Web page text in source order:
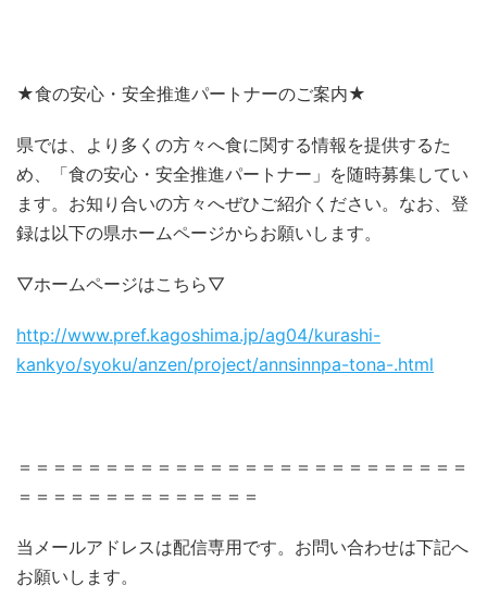
★食の安心・安全推進パートナーのご案内★
県では、より多くの方々へ食に関する情報を提供するた
め、「食の安心・安全推進パートナー」を随時募集してい
ます。お知り合いの方々へぜひご紹介ください。なお、登
録は以下の県ホームページからお願いします。
▽ホームページはこちら▽
http://www.pref.kagoshima.jp/ag04/kurashi-
kankyo/syoku/anzen/project/annsinnpa-tona-.html
＝＝＝＝＝＝＝＝＝＝＝＝＝＝＝＝＝＝＝＝＝＝＝＝＝＝
＝＝＝＝＝＝＝＝＝＝＝＝＝＝
当メールアドレスは配信専用です。お問い合わせは下記へ
お願いします。